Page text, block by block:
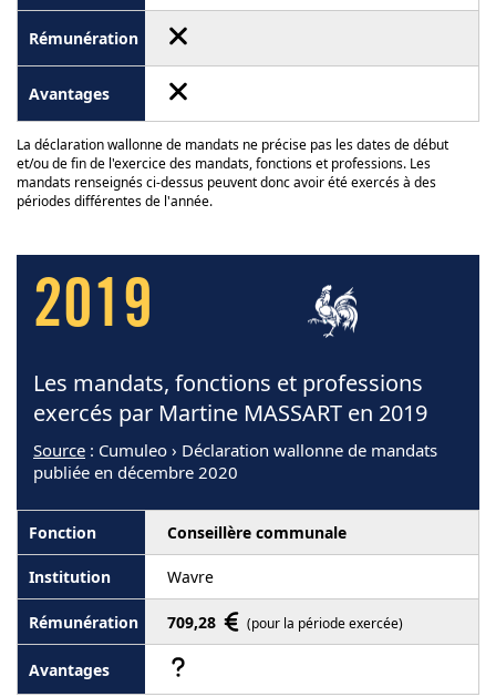
La déclaration wallonne de mandats ne précise pas les dates de début
et/ou de fin de l'exercice des mandats, fonctions et professions. Les
mandats renseignés ci-dessus peuvent donc avoir été exercés à des
périodes différentes de l'année.
2019
Les mandats, fonctions et professions
exercés par Martine MASSART en 2019
Source : Cumuleo › Déclaration wallonne de mandats
publiée en décembre 2020
Conseillère communale
Wavre
709,28 (pour la période exercée)